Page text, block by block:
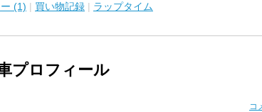
(1) | 買い物記録 | ラップタイム
プロフィール
コ